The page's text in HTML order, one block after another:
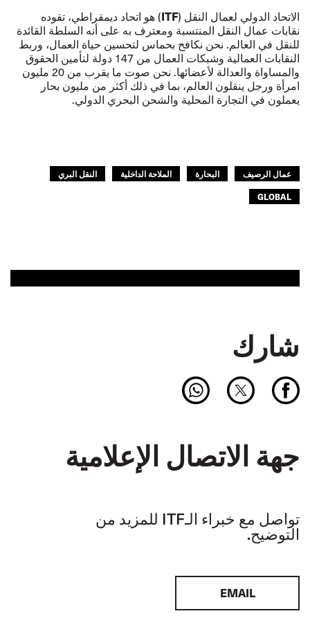
الاتحاد الدولي لعمال النقل (ITF) هو اتحاد ديمقراطي، تقوده
نقابات عمال النقل المنتسبة ومعترف به على أنه السلطة القائدة
للنقل في العالم. نحن نكافح بحماس لتحسين حياة العمال، وربط
النقابات العمالية وشبكات العمال من 147 دولة لتأمين الحقوق
والمساواة والعدالة لأعضائها. نحن صوت ما يقرب من 20 مليون
امرأة ورجل ينقلون العالم، بما في ذلك أكثر من مليون بحار
يعملون في التجارة المحلية والشحن البحري الدولي.
عمال الرصيف البحارة الملاحة الداخلية
النقل البري
GLOBAL
شارك
جهة الاتصال الإعلامية
تواصل مع خبراء الـITF للمزيد من
التوضيح.
EMAIL